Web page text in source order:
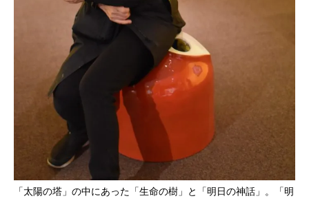
「太陽の塔」の中にあった「生命の樹」と「明日の神話」。「明